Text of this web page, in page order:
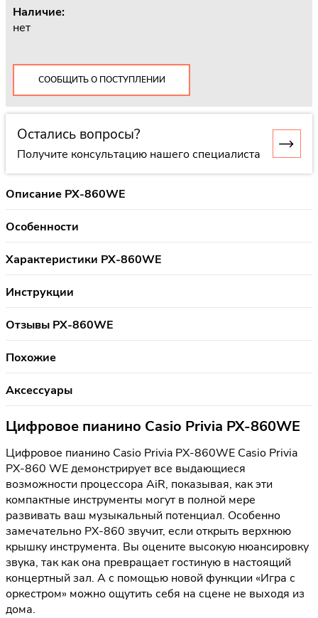
Наличие:
нет
СООБЩИТЬ О ПОСТУПЛЕНИИ
Остались вопросы?
Получите консультацию нашего специалиста
Описание PX-860WE
Особенности
Характеристики PX-860WE
Инструкции
Отзывы PX-860WE
Похожие
Аксессуары
Цифровое пианино Casio Privia PX-860WE
Цифровое пианино Casio Privia PX-860WE Casio Privia
PX-860 WE демонстрирует все выдающиеся
возможности процессора AiR, показывая, как эти
компактные инструменты могут в полной мере
развивать ваш музыкальный потенциал. Особенно
замечательно PX-860 звучит, если открыть верхнюю
крышку инструмента. Вы оцените высокую нюансировку
звука, так как она превращает гостиную в настоящий
концертный зал. А с помощью новой функции «Игра с
оркестром» можно ощутить себя на сцене не выходя из
дома.